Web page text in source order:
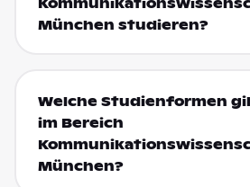
München studieren?
Welche Studienformen
im Bereich
München?